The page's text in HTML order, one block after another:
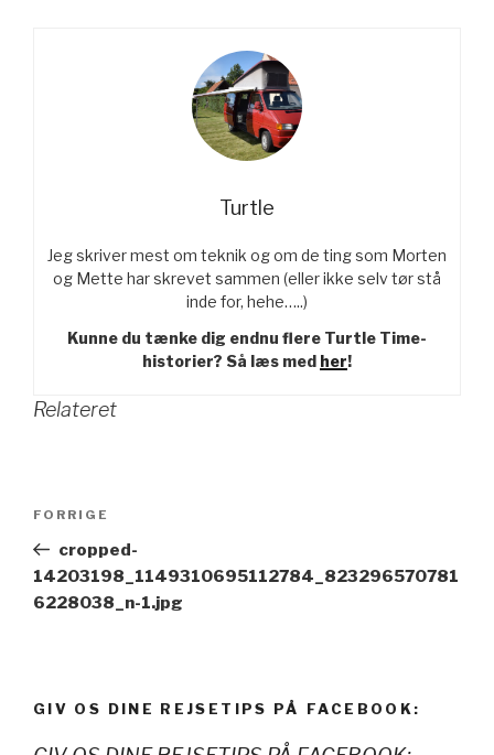
Turtle
Jeg skriver mest om teknik og om de ting som Morten
og Mette har skrevet sammen (eller ikke selv tør stå
inde for, hehe…..)
Kunne du tænke dig endnu flere Turtle Time-
historier? Så læs med her!
Relateret
Forrige
indlæg
FORRIGE
cropped-
14203198_1149310695112784_823296570781
6228038_n-1.jpg
GIV OS DINE REJSETIPS PÅ FACEBOOK: